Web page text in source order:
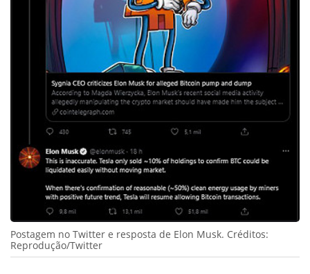
Postagem no Twitter e resposta de Elon Musk. Créditos:
Reprodução/Twitter